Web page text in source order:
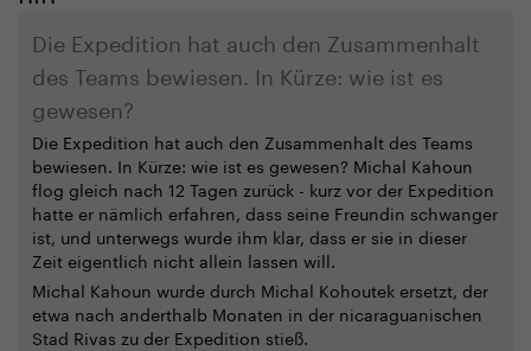
Die Expedition hat auch den Zusammenhalt
des Teams bewiesen. In Kürze: wie ist es
gewesen?
Die Expedition hat auch den Zusammenhalt des Teams
bewiesen. In Kürze: wie ist es gewesen? Michal Kahoun
flog gleich nach 12 Tagen zurück - kurz vor der Expedition
hatte er nämlich erfahren, dass seine Freundin schwanger
ist, und unterwegs wurde ihm klar, dass er sie in dieser
Zeit eigentlich nicht allein lassen will.
Michal Kahoun wurde durch Michal Kohoutek ersetzt, der
etwa nach anderthalb Monaten in der nicaraguanischen
Stad Rivas zu der Expedition stieß.